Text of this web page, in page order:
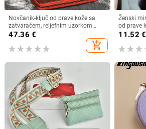
Novčanik-ključ od prave kože sa
zatvaračem, reljefnim uzorkom
šljive, gornji sloj kože, kožna
47.36 €
add_shopping_cart
Ženski
od prave
metalnim
11.52 €